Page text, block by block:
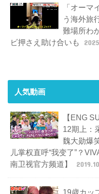
「オーマ
う海外旅
難場所わ
ビ押さえ助け合いも
人気動画
【ENG
12期上：
魏大勋爆
儿掌权直呼“我变了”？
南卫视官方频道】
19歳カッ